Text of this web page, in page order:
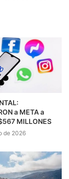
a META a
MILLONES
de 2026